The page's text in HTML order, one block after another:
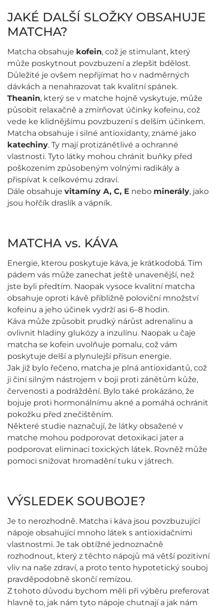
JAKÉ DALŠÍ SLOŽKY OBSAHUJE
MATCHA?
Matcha obsahuje kofein, což je stimulant, který
může poskytnout povzbuzení a zlepšit bdělost.
Důležité je ovšem nepřijímat ho v nadměrných
dávkách a nenahrazovat tak kvalitní spánek.
Theanin, který se v matche hojně vyskytuje, může
působit relaxačně a zmírňovat účinky kofeinu, což
vede ke klidnějšímu povzbuzení s delším účinkem.
Matcha obsahuje i silné antioxidanty, známé jako
katechiny. Ty mají protizánětlivé a ochranné
vlastnosti. Tyto látky mohou chránit buňky před
poškozením způsobeným volnými radikály a
přispívat k celkovému zdraví.
Dále obsahuje vitamíny A, C, E nebo minerály, jako
jsou hořčík draslík a vápník.
MATCHA vs. KÁVA
Energie, kterou poskytuje káva, je krátkodobá. Tím
pádem vás může zanechat ještě unavenější, než
jste byli předtím. Naopak vysoce kvalitní matcha
obsahuje oproti kávě přibližně poloviční množství
kofeinu a jeho účinek vydrží asi 6–8 hodin.
Káva může způsobit prudký nárůst adrenalinu a
ovlivnit hladiny glukózy a inzulínu. Naopak u čaje
matcha se kofein uvolňuje pomalu, což vám
poskytuje delší a plynulejší přísun energie.
Jak již bylo řečeno, matcha je plná antioxidantů, což
ji činí silným nástrojem v boji proti zánětům kůže,
červenosti a podráždění. Bylo také prokázáno, že
bojuje proti hormonálnímu akné a pomáhá ochránit
pokožku před znečištěním.
Některé studie naznačují, že látky obsažené v
matche mohou podporovat detoxikaci jater a
podporovat eliminaci toxických látek. Rovněž může
pomoci snižovat hromadění tuku v játrech.
VÝSLEDEK SOUBOJE?
Je to nerozhodně. Matcha i káva jsou povzbuzující
nápoje obsahující mnoho látek s antioxidačními
vlastnostmi. Je tak obtížné jednoznačně
rozhodnout, který z těchto nápojů má větší pozitivní
vliv na naše zdraví, a proto tento hypotetický souboj
pravděpodobně skončí remízou.
Z tohoto důvodu bychom měli při výběru preferovat
hlavně to, jak nám tyto nápoje chutnají a jak nám